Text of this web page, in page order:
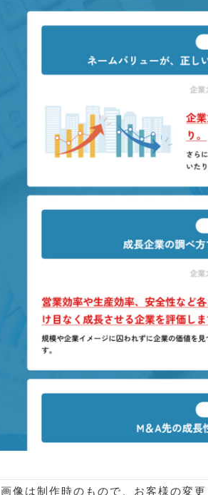
画像は制作時のもので、お客様の変